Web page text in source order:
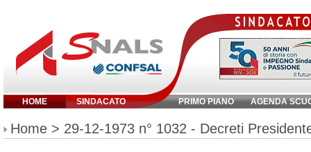
HOME SINDACATO PRIMO PIANO AGENDA
Inserisci parola chiave:
Home > 29-12-1973 n° 1032 - Decreti